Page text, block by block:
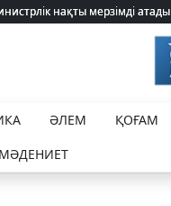
нақты мерзімді атады
нақты мерзімді атады
ӘЛЕМ ҚОҒАМ
МӘДЕНИЕТ